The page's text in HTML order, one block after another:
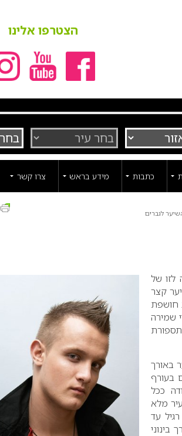
הצטרפו אלינו
כתבות מידע בראש צרו קשר
לגברים
לזו של
קצר
חושפת
שמירה
באורך
בעורף
ככל
מלא
עד